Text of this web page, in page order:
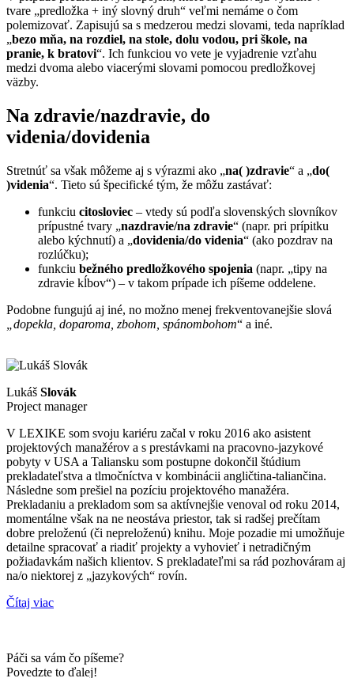
tvare „predložka + iný slovný druh“ veľmi nemáme o čom
polemizovať. Zapisujú sa s medzerou medzi slovami, teda napríklad
„bezo mňa, na rozdiel, na stole, dolu vodou, pri škole, na
pranie, k bratovi“. Ich funkciou vo vete je vyjadrenie vzťahu
medzi dvoma alebo viacerými slovami pomocou predložkovej
väzby.
Na zdravie/nazdravie, do
videnia/dovidenia
Stretnúť sa však môžeme aj s výrazmi ako „na( )zdravie“ a „do(
)videnia“. Tieto sú špecifické tým, že môžu zastávať:
funkciu citosloviec – vtedy sú podľa slovenských slovníkov
prípustné tvary „nazdravie/na zdravie“ (napr. pri prípitku
alebo kýchnutí) a „dovidenia/do videnia“ (ako pozdrav na
rozlúčku);
funkciu bežného predložkového spojenia (napr. „tipy na
zdravie kĺbov“) – v takom prípade ich píšeme oddelene.
Podobne fungujú aj iné, no možno menej frekventovanejšie slová
„dopekla, doparoma, zbohom, spánombohom“ a iné.
Lukáš Slovák
Project manager
V LEXIKE som svoju kariéru začal v roku 2016 ako asistent
projektových manažérov a s prestávkami na pracovno-jazykové
pobyty v USA a Taliansku som postupne dokončil štúdium
prekladateľstva a tlmočníctva v kombinácii angličtina-taliančina.
Následne som prešiel na pozíciu projektového manažéra.
Prekladaniu a prekladom som sa aktívnejšie venoval od roku 2014,
momentálne však na ne neostáva priestor, tak si radšej prečítam
dobre preloženú (či nepreloženú) knihu. Moje pozadie mi umožňuje
detailne spracovať a riadiť projekty a vyhovieť i netradičným
požiadavkám našich klientov. S prekladateľmi sa rád pozhováram aj
na/o niektorej z „jazykových“ rovín.
Čítaj viac
Páči sa vám čo píšeme?
Povedzte to ďalej!